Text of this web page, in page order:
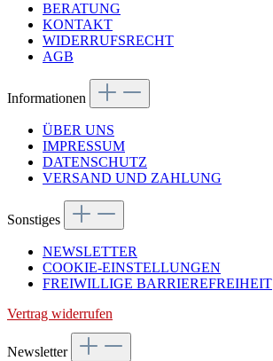
BERATUNG
KONTAKT
WIDERRUFSRECHT
AGB
Informationen
ÜBER UNS
IMPRESSUM
DATENSCHUTZ
VERSAND UND ZAHLUNG
Sonstiges
NEWSLETTER
COOKIE-EINSTELLUNGEN
FREIWILLIGE BARRIEREFREIHEIT
Vertrag widerrufen
Newsletter